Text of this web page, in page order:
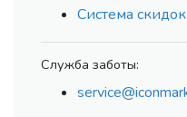
Система скидок
Служба заботы: